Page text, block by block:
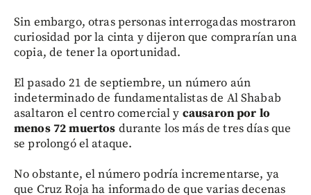
Sin embargo, otras personas interrogadas mostraron
curiosidad por la cinta y dijeron que comprarían una
copia, de tener la oportunidad.
El pasado 21 de septiembre, un número aún
indeterminado de fundamentalistas de Al Shabab
asaltaron el centro comercial y causaron por lo
menos 72 muertos durante los más de tres días que
se prolongó el ataque.
No obstante, el número podría incrementarse, ya
que Cruz Roja ha informado de que varias decenas